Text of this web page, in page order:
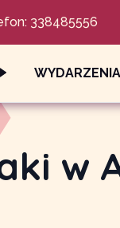
338485556
WYDARZENIA
w